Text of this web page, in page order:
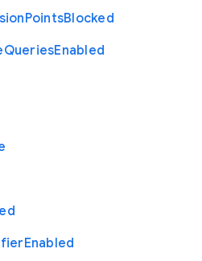
PointsBlocked
QueriesEnabled
Enabled